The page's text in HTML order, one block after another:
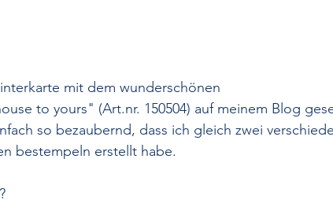
mit dem wunderschönen
to yours" (Art.nr. 150504) auf meinem Blog
so bezaubernd, dass ich gleich zwei
bestempeln erstellt habe.